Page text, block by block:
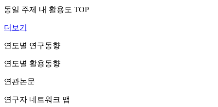
동일 주제 내 활용도 TOP
더보기
연도별 연구동향
연도별 활용동향
연관논문
연구자 네트워크 맵